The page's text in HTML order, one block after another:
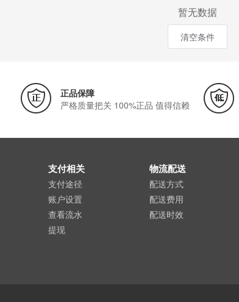
暂无数据
清空条件
正品保障
严格质量把关 100%正品 值得信赖
支付相关
支付途径
账户设置
查看流水
提现
物流配送
配送方式
配送费用
配送时效